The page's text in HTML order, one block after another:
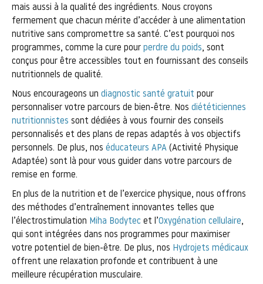
mais aussi à la qualité des ingrédients. Nous croyons
fermement que chacun mérite d’accéder à une alimentation
nutritive sans compromettre sa santé. C’est pourquoi nos
programmes, comme la cure pour perdre du poids, sont
conçus pour être accessibles tout en fournissant des conseils
nutritionnels de qualité.
Nous encourageons un diagnostic santé gratuit pour
personnaliser votre parcours de bien-être. Nos diététiciennes
nutritionnistes sont dédiées à vous fournir des conseils
personnalisés et des plans de repas adaptés à vos objectifs
personnels. De plus, nos éducateurs APA (Activité Physique
Adaptée) sont là pour vous guider dans votre parcours de
remise en forme.
En plus de la nutrition et de l’exercice physique, nous offrons
des méthodes d’entraînement innovantes telles que
l’électrostimulation Miha Bodytec et l’Oxygénation cellulaire,
qui sont intégrées dans nos programmes pour maximiser
votre potentiel de bien-être. De plus, nos Hydrojets médicaux
offrent une relaxation profonde et contribuent à une
meilleure récupération musculaire.